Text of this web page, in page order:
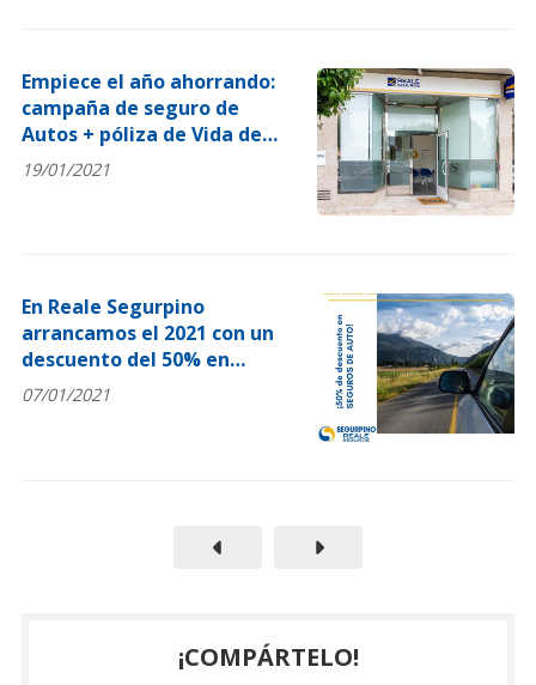
Empiece el año ahorrando:
campaña de seguro de
Autos + póliza de Vida de
regalo
19/01/2021
En Reale Segurpino
arrancamos el 2021 con un
descuento del 50% en
Seguro de Autos
07/01/2021
¡COMPÁRTELO!